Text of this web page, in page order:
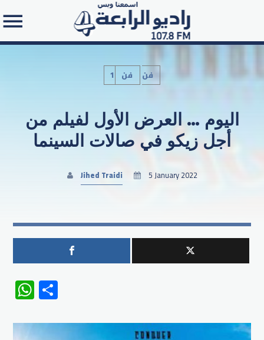
Search in the website:
1فن فن
اليوم … العرض الأول لفيلم من
أجل زيكو في صالات السينما
Jihed Traidi 5 January 2022
WhatsApp